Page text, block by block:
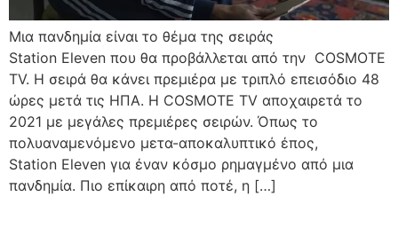
Μια πανδημία είναι το θέμα της σειράς
Station Eleven που θα προβάλλεται από την COSMOTE
TV. Η σειρά θα κάνει πρεμιέρα με τριπλό επεισόδιο 48
ώρες μετά τις ΗΠΑ. H COSMOTE TV αποχαιρετά το
2021 με μεγάλες πρεμιέρες σειρών. Όπως το
πολυαναμενόμενο μετα-αποκαλυπτικό έπος,
Station Eleven για έναν κόσμο ρημαγμένο από μια
πανδημία. Πιο επίκαιρη από ποτέ, η […]